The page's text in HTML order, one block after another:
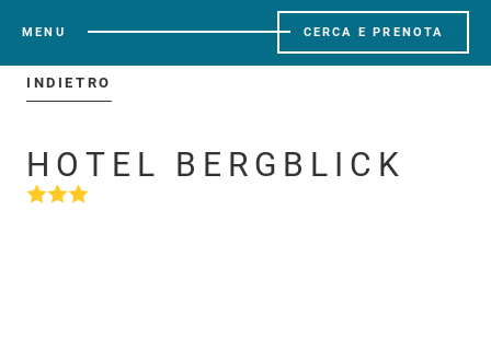
MENU CERCA E PRENOTA
INDIETRO
HOTEL BERGBLICK